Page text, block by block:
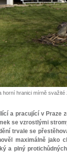
horní hranici mírně
a pracující v Praze
se vzrostlými
trvale se
maximálně jako
a plný